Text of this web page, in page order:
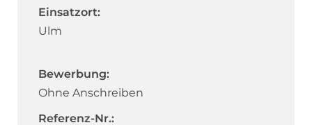
Einsatzort:
Ulm
Bewerbung:
Ohne Anschreiben
Referenz-Nr.: